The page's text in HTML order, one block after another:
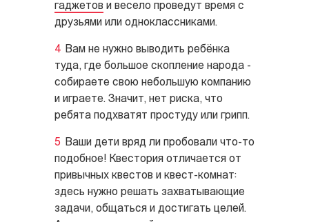
гаджетов и весело проведут время с
друзьями или одноклассниками.
Вам не нужно выводить ребёнка
туда, где большое скопление народа -
собираете свою небольшую компанию
и играете. Значит, нет риска, что
ребята подхватят простуду или грипп.
Ваши дети вряд ли пробовали что-то
подобное! Квестория отличается от
привычных квестов и квест-комнат:
здесь нужно решать захватывающие
задачи, общаться и достигать целей.